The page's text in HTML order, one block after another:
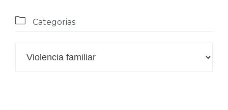
 Categorias
Categorias